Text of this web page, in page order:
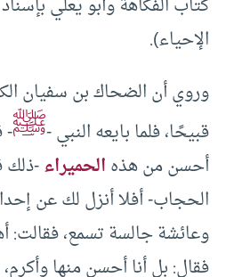
الإحياء).
وروي أن الضحاك بن سفيان
قبيحًا، فلما بايعه النبي -ﷺ-
أحسن من هذهالحميراء-ذلك
الحجاب- أفلا أنزل لك عن
وعائشة جالسة تسمع،
فقال: بل أنا أحسن منها